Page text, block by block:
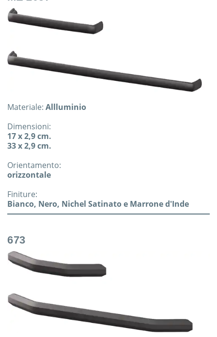
Materiale: Allluminio
Dimensioni:
17 x 2,9 cm.
33 x 2,9 cm.
Orientamento:
orizzontale
Finiture:
Bianco, Nero, Nichel Satinato e Marrone d'Inde
673